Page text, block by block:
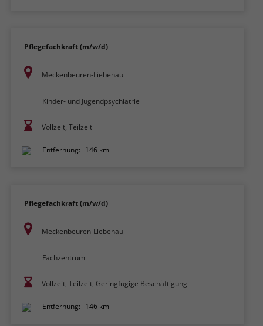
Pflegefachkraft (m/w/d)
Meckenbeuren-Liebenau
Kinder- und Jugendpsychiatrie
Vollzeit, Teilzeit
Entfernung: 146 km
Pflegefachkraft (m/w/d)
Meckenbeuren-Liebenau
Fachzentrum
Vollzeit, Teilzeit, Geringfügige Beschäftigung
Entfernung: 146 km